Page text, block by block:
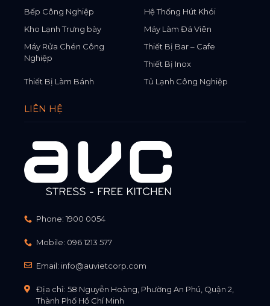
Bếp Công Nghiệp
Hệ Thống Hút Khói
Kho Lạnh Trưng bày
Máy Làm Đá Viên
Máy Rửa Chén Công
Nghiệp
Thiết Bị Bar – Cafe
Thiết Bị Inox
Thiết Bị Làm Bánh
Tủ Lạnh Công Nghiệp
LIÊN HỆ
Phone: 1900 0054
Mobile: 096 1213 577
Email: info@auvietcorp.com
Địa chỉ: 58 Nguyễn Hoàng, Phường An Phú, Quận 2,
Thành Phố Hồ Chí Minh